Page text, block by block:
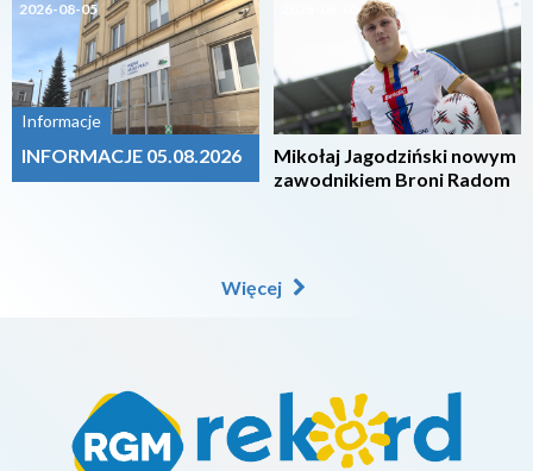
2026-08-05
Informacje
INFORMACJE 05.08.2026
2026-08-05
Mikołaj Jagodziński nowym
zawodnikiem Broni Radom
Więcej